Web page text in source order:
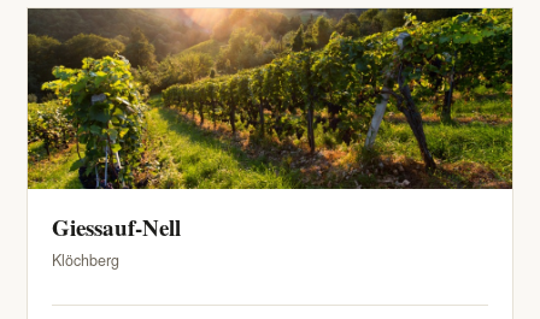
Giessauf-Nell
Klöchberg